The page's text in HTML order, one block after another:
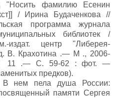
"Носить фамилию Есенин
/ Ирина Будаченкова //
программа журнала
библиотек /
издат. центр "Либерея-
В. Крахотина .— М ., 2006-
11 .— С. 59-62 : фот. —
предков).
нем пела душа России:
памяти Сергея